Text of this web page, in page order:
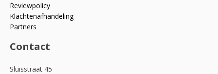
Reviewpolicy
Klachtenafhandeling
Partners
Contact
Sluisstraat 45